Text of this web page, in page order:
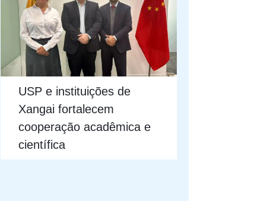
USP e instituições de
Xangai fortalecem
cooperação acadêmica e
científica